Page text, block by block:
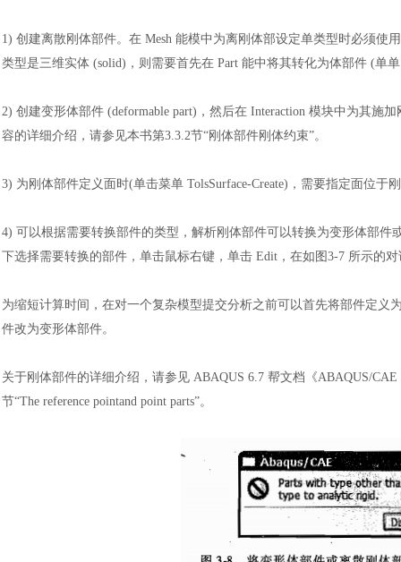
1) 创建离散刚体部件。在 Mesh 能模中为离刚体部设定单类型时必须使
类型是三维实体 (solid)，则需要首先在 Part 能中将其转化为体部件 (单
2) 创建变形体部件 (deformable part)，然后在 Interaction 模块中为其施
容的详细介绍，请参见本书第3.3.2节“刚体部件刚体约束”。
3) 为刚体部件定义面时(单击菜单 TolsSurface-Create)，需要指定面位
4) 可以根据需要转换部件的类型，解析刚体部件可以转换为变形体部
下选择需要转换的部件，单击鼠标右键，单击 Edit，在如图3-7 所示的
为缩短计算时间，在对一个复杂模型提交分析之前可以首先将部件定
件改为变形体部件。
关于刚体部件的详细介绍，请参见 ABAQUS 6.7 帮文档《ABAQUS/CAE
节“The reference pointand point parts”。